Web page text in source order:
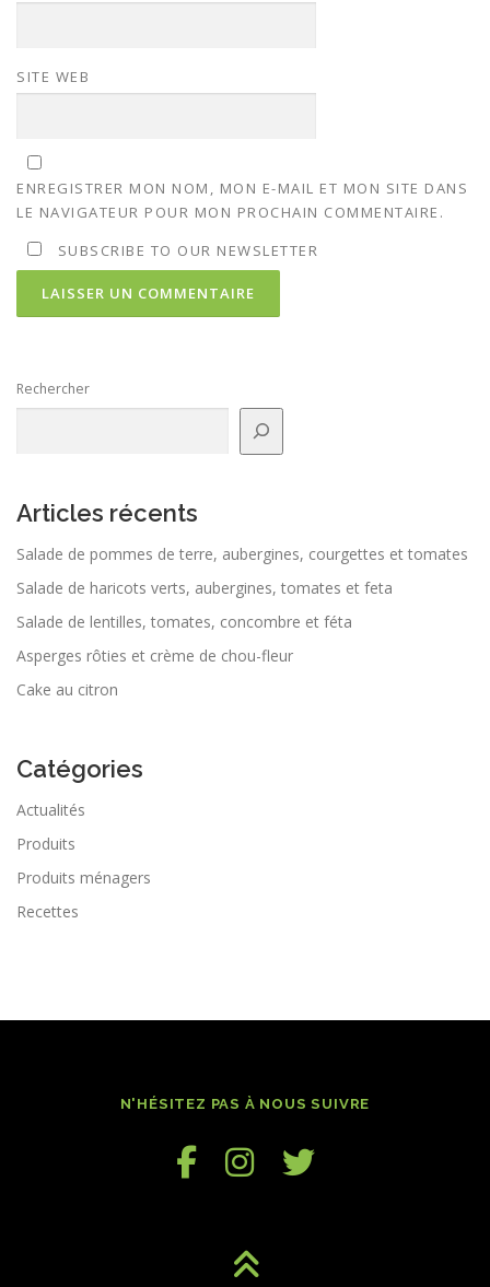
SITE WEB
ENREGISTRER MON NOM, MON E-MAIL ET MON SITE DANS
LE NAVIGATEUR POUR MON PROCHAIN COMMENTAIRE.
SUBSCRIBE TO OUR NEWSLETTER
Rechercher
Articles récents
Salade de pommes de terre, aubergines, courgettes et tomates
Salade de haricots verts, aubergines, tomates et feta
Salade de lentilles, tomates, concombre et féta
Asperges rôties et crème de chou-fleur
Cake au citron
Catégories
Actualités
Produits
Produits ménagers
Recettes
N'HÉSITEZ PAS À NOUS SUIVRE